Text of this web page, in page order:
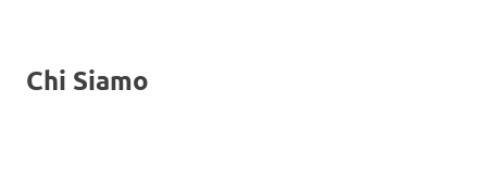
Chi Siamo